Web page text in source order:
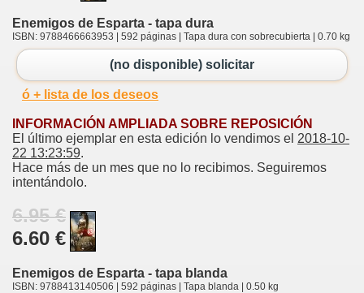
Enemigos de Esparta - tapa dura
ISBN: 9788466663953 | 592 páginas | Tapa dura con sobrecubierta | 0.70 kg
(no disponible) solicitar
ó + lista de los deseos
INFORMACIÓN AMPLIADA SOBRE REPOSICIÓN
El último ejemplar en esta edición lo vendimos el 2018-10-
22 13:23:59.
Hace más de un mes que no lo recibimos. Seguiremos
intentándolo.
6.95 €
6.60 €
Enemigos de Esparta - tapa blanda
ISBN: 9788413140506 | 592 páginas | Tapa blanda | 0.50 kg